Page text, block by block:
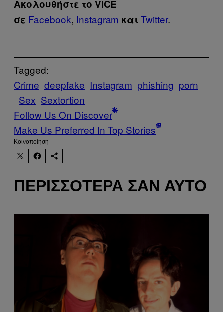
Ακολουθήστε το VICE
σε Facebook, Instagram και Twitter.
Tagged:
Crime deepfake Instagram phishing porn
Sex Sextortion
Follow Us On Discover
Make Us Preferred In Top Stories
Kοινοποίηση
ΠΕΡΙΣΣΌΤΕΡΑ ΣΑΝ ΑΥΤΌ